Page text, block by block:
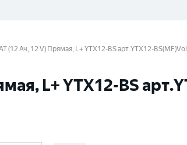
(12 Ач, 12 V) Прямая, L+ YTX12-BS арт.YTX12-
L+ YTX12-BS